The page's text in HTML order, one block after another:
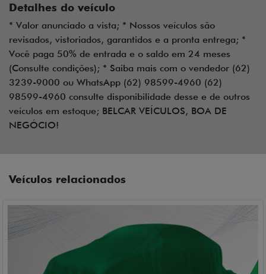
Detalhes do veículo
* Valor anunciado a vista; * Nossos veículos são
revisados, vistoriados, garantidos e a pronta entrega; *
Você paga 50% de entrada e o saldo em 24 meses
(Consulte condições); * Saiba mais com o vendedor (62)
3239-9000 ou WhatsApp (62) 98599-4960 (62)
98599-4960 consulte disponibilidade desse e de outros
veículos em estoque; BELCAR VEÍCULOS, BOA DE
NEGÓCIO!
Veículos relacionados